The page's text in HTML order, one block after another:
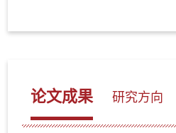
论文成果 研究方向